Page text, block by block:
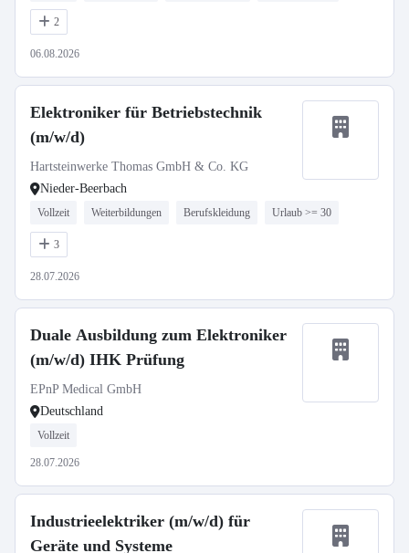
2
06.08.2026
Elektroniker für Betriebstechnik
(m/w/d)
Hartsteinwerke Thomas GmbH & Co. KG
Nieder-Beerbach
Vollzeit Weiterbildungen Berufskleidung Urlaub >= 30
3
28.07.2026
Duale Ausbildung zum Elektroniker
(m/w/d) IHK Prüfung
EPnP Medical GmbH
Deutschland
Vollzeit
28.07.2026
Industrieelektriker (m/w/d) für
Geräte und Systeme